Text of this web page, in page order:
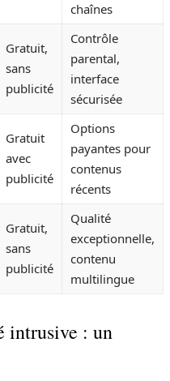
chaînes
Gratuit,
sans
publicité
Contrôle
parental,
interface
sécurisée
Gratuit
avec
publicité
Options
payantes pour
contenus
récents
Gratuit,
sans
publicité
Qualité
exceptionnelle,
contenu
multilingue
intrusive : un